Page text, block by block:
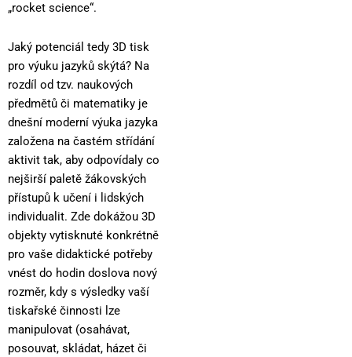
„rocket science“.
Jaký potenciál tedy 3D tisk
pro výuku jazyků skýtá? Na
rozdíl od tzv. naukových
předmětů či matematiky je
dnešní moderní výuka jazyka
založena na častém střídání
aktivit tak, aby odpovídaly co
nejširší paletě žákovských
přístupů k učení i lidských
individualit. Zde dokážou 3D
objekty vytisknuté konkrétně
pro vaše didaktické potřeby
vnést do hodin doslova nový
rozměr, kdy s výsledky vaší
tiskařské činnosti lze
manipulovat (osahávat,
posouvat, skládat, házet či